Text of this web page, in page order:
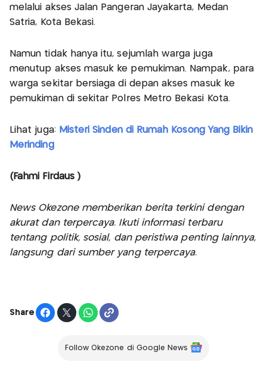
melalui akses Jalan Pangeran Jayakarta, Medan
Satria, Kota Bekasi.
Namun tidak hanya itu, sejumlah warga juga
menutup akses masuk ke pemukiman. Nampak, para
warga sekitar bersiaga di depan akses masuk ke
pemukiman di sekitar Polres Metro Bekasi Kota.
Lihat juga: Misteri Sinden di Rumah Kosong Yang Bikin
Merinding
(Fahmi Firdaus )
News Okezone memberikan berita terkini dengan
akurat dan terpercaya. Ikuti informasi terbaru
tentang politik, sosial, dan peristiwa penting lainnya,
langsung dari sumber yang terpercaya.
Share
Follow Okezone di Google News